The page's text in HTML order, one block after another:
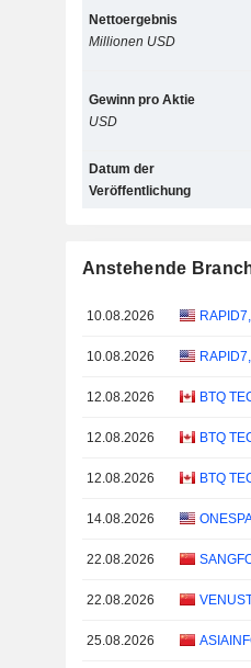
Nettoergebnis
Millionen USD
Gewinn pro Aktie
USD
Datum der
Veröffentlichung
Anstehende
10.08.2026
10.08.2026
12.08.2026
12.08.2026
12.08.2026
14.08.2026
22.08.2026
22.08.2026
25.08.2026